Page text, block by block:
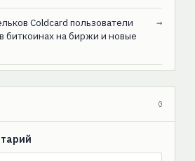
Coldcard пользователи
биткоинах на биржи и новые
→
0